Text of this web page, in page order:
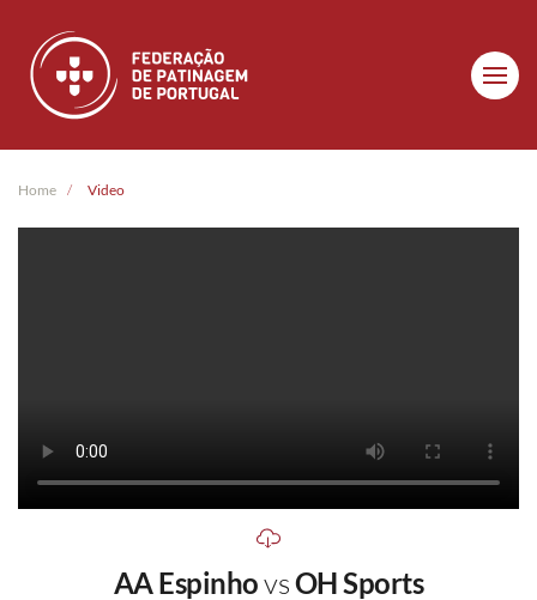
Skip to main content
Home Video
AA EspinhovsOH Sports